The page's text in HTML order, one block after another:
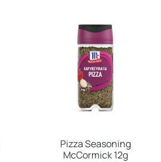
Pizza Seasoning
McCormick 12g